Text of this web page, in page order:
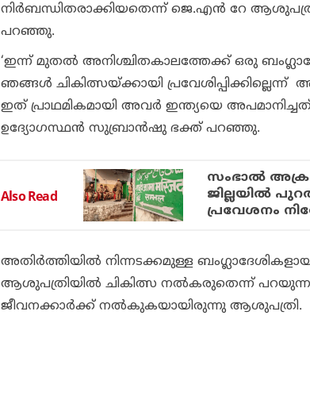
നിർബന്ധിതരാക്കിയതെന്ന് ജെ.എൻ റേ
പറഞ്ഞു.
‘ഇന്ന് മുതൽ അനിശ്ചിതകാലത്തേക്ക് ഒരു
ഞങ്ങൾ ചികിത്സയ്ക്കായി പ്രവേശിപ്പിക്കില്ലെന്ന്
ഇത് പ്രാഥമികമായി അവർ ഇന്ത്യയെ
ഉദ്യോഗസ്ഥൻ സുബ്രാൻഷു ഭക്ത് പറഞ്ഞു.
Also Read
സംഭാൽ
ജില്ലയിൽ
പ്രവേശനം
അതിർത്തിയിൽ നിന്നടക്കമുള്ള
ആശുപത്രിയിൽ ചികിത്സ നൽകരുതെന്ന്
ജീവനക്കാർക്ക് നൽകുകയായിരുന്നു ആശുപത്രി.